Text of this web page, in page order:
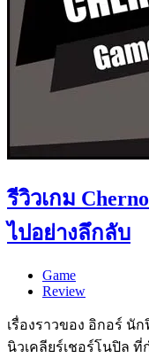
รีวิวเกม
ไปอย่างลึกลับ
Game
Review
เรื่องราวของ อิกอร์ นั
นิวเคลียร์เชอร์โนปิล